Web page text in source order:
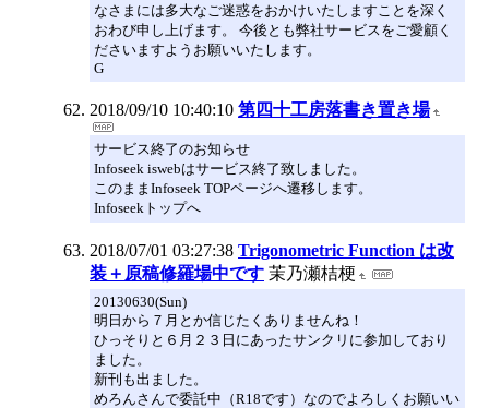
なさまには多大なご迷惑をおかけいたしますことを深く
おわび申し上げます。 今後とも弊社サービスをご愛顧く
ださいますようお願いいたします。
G
2018/09/10 10:40:10 第四十工房落書き置き場
サービス終了のお知らせ
Infoseek iswebはサービス終了致しました。
このままInfoseek TOPページへ遷移します。
Infoseekトップへ
2018/07/01 03:27:38 Trigonometric Function は改
装＋原稿修羅場中です 茉乃瀬桔梗
20130630(Sun)
明日から７月とか信じたくありませんね！
ひっそりと６月２３日にあったサンクリに参加しており
ました。
新刊も出ました。
めろんさんで委託中（R18です）なのでよろしくお願いい